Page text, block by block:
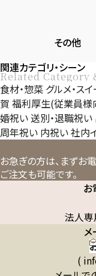
その他
関連カテゴリ・シーン
Related Category
食材・惣菜 グルメ・ス
賀 福利厚生(従業員様
婚祝い送別・退職祝い
周年祝い 内祝い社内
お急ぎの方は、まずお
ご注文も可能です。
お
法人専
(